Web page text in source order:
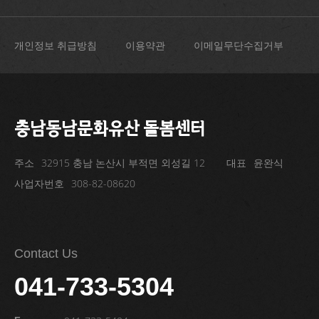
개인정보 취급방침 이용약관 이메일무단수집거부
충남동남문화유산 돌봄센터
주소 32915 충남 논산시 부적면 외성길 12 대표
윤완식
사업자번호
308-82-08620
Contact Us
041-733-5304